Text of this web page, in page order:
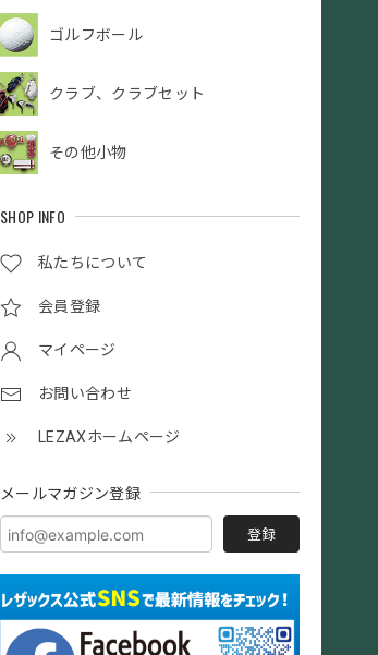
ゴルフボール
クラブ、クラブセット
その他小物
SHOP INFO
私たちについて
会員登録
マイページ
お問い合わせ
LEZAXホームページ
メールマガジン登録
登録